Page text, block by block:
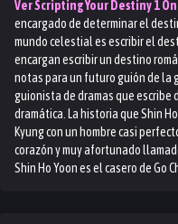
VerScripting Your Destiny 1
encargado de determinar el
mundo celestial es escribir el
encargan escribir un destino
notas para un futuro guión de la
guionista de dramas que escribe
dramática. La historia que Shin
Kyung con un hombre casi
corazón y muy afortunado
Shin Ho Yoon es el casero de Go